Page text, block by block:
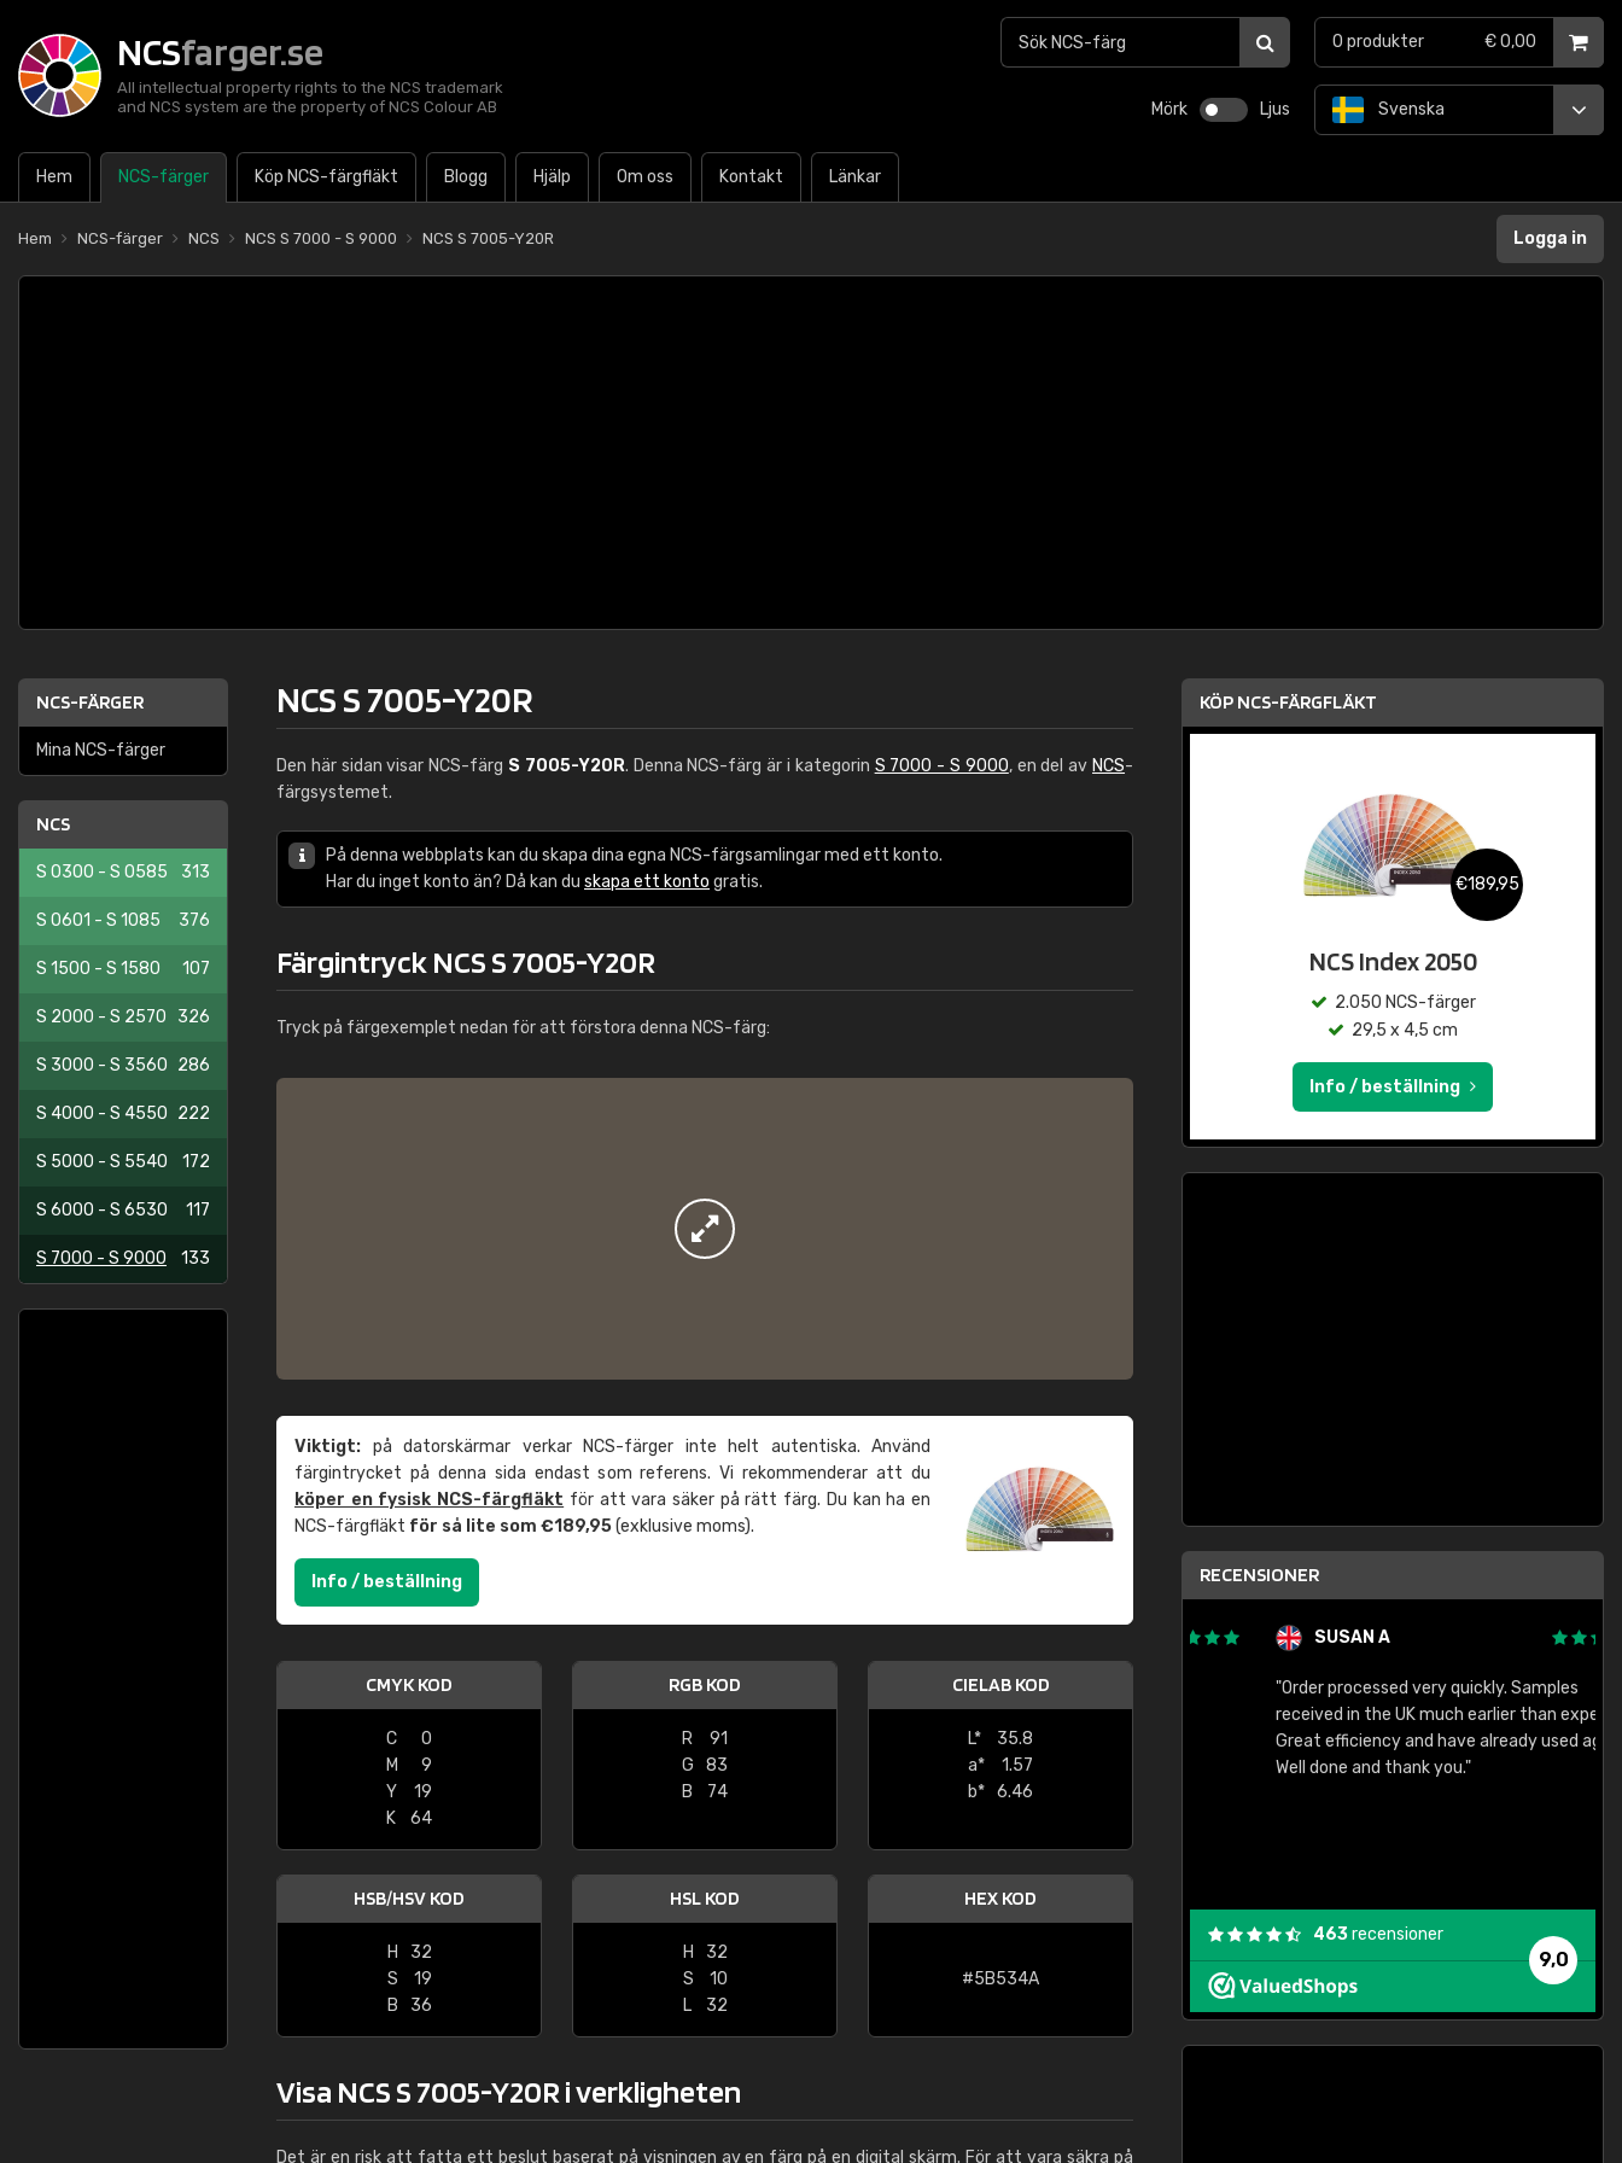
NCSfarger.se
All intellectual property rights to the NCS trademark
and NCS system are the property of NCS Colour AB
Mörk Ljus
Hem NCS-färger Köp NCS-färgfläkt Blogg Hjälp Om oss Kontakt Länkar
Svenska
0 produkter € 0,00
Hem NCS-färger NCS NCS S 7000 - S 9000 NCS S 7005-Y20R Logga in
NCS-FÄRGER
Mina NCS-färger
NCS
S 0300 - S 0585 313
S 0601 - S 1085 376
S 1500 - S 1580 107
S 2000 - S 2570 326
S 3000 - S 3560 286
S 4000 - S 4550 222
S 5000 - S 5540 172
S 6000 - S 6530 117
S 7000 - S 9000 133
NCS S 7005-Y20R
Den här sidan visar NCS-färg S 7005-Y20R. Denna NCS-färg är i kategorin S 7000 - S 9000, en del av NCS-
färgsystemet.
På denna webbplats kan du skapa dina egna NCS-färgsamlingar med ett konto.
Har du inget konto än? Då kan du skapa ett konto gratis.
Färgintryck NCS S 7005-Y20R
Tryck på färgexemplet nedan för att förstora denna NCS-färg:
Viktigt: på datorskärmar verkar NCS-färger inte helt autentiska. Använd
färgintrycket på denna sida endast som referens. Vi rekommenderar att du
köper en fysisk NCS-färgfläkt för att vara säker på rätt färg. Du kan ha en
NCS-färgfläkt för så lite som €189,95(exklusive moms).
Info / beställning
CMYK KOD
C
0
M
9
Y
19
K
64
RGB KOD
R
91
G
83
B
74
CIELAB KOD
L*
35.8
a*
1.57
b* 6.46
HSB/HSV KOD
H
32
S
19
B
36
HSL KOD
H
32
S
10
L
32
HEX KOD
#5B534A
Visa NCS S 7005-Y20R i verkligheten
Det är en risk att fatta ett beslut baserat på visningen av en färg på en digital skärm. För att vara säkra på
KÖP NCS-FÄRGFLÄKT
€189,95
NCS Index 2050
2.050 NCS-färger
29,5 x 4,5 cm
Info / beställning
RECENSIONER
Windows
"Great product and speedy delivery"
SUSAN A
"Order processed very quickly. Samples
received in the UK much earlier than expected.
Great efficiency and have already used again.
Well done and thank you."
9,0
463recensioner